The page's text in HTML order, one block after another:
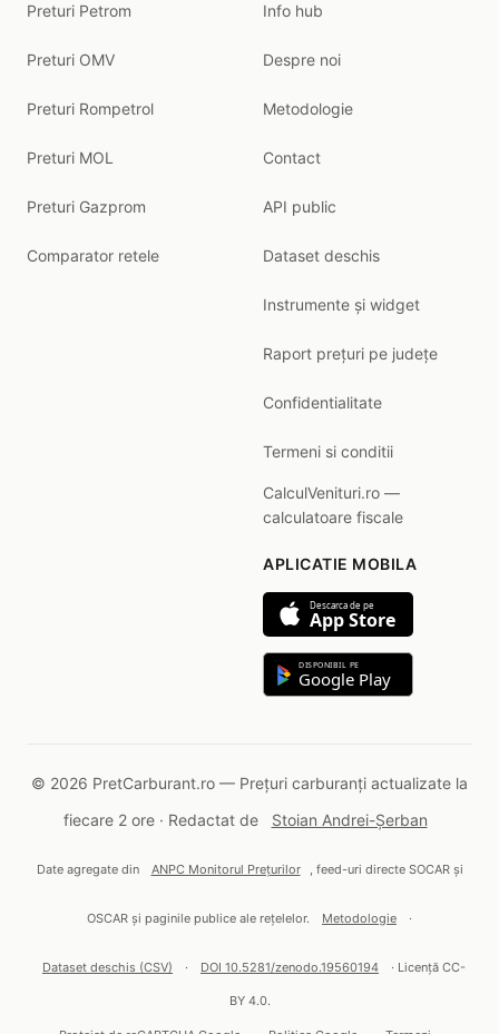
Preturi Petrom
Preturi OMV
Preturi Rompetrol
Preturi MOL
Preturi Gazprom
Comparator retele
Info hub
Despre noi
Metodologie
Contact
API public
Dataset deschis
Instrumente și widget
Raport prețuri pe județe
Confidentialitate
Termeni si conditii
CalculVenituri.ro —
calculatoare fiscale
APLICATIE MOBILA
Descarca de pe
App Store
DISPONIBIL PE
Google Play
© 2026 PretCarburant.ro — Prețuri carburanți actualizate la
fiecare 2 ore · Redactat de
Stoian Andrei-Șerban
Date agregate din ANPC Monitorul Prețurilor , feed-uri directe SOCAR și
OSCAR și paginile publice ale rețelelor. Metodologie ·
Dataset deschis (CSV) · DOI 10.5281/zenodo.19560194 · Licență CC-
BY 4.0.